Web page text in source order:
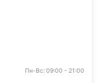
Пн-Вс: 09:00 - 21:00